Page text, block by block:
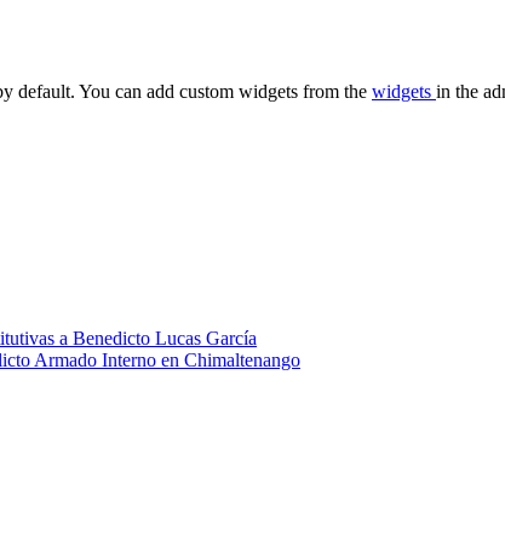
default. You can add custom widgets from the widgets in the
a Benedicto Lucas García
Armado Interno en Chimaltenango